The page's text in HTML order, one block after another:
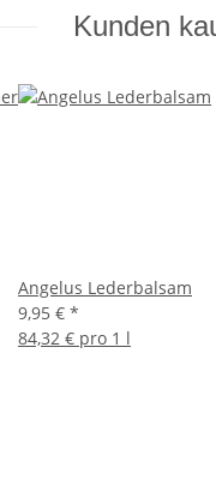
Kunden
Angelus Lederbalsam
9,95 € *
84,32 € pro 1 l